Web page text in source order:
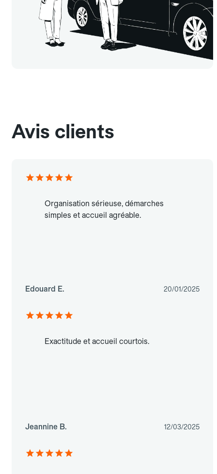
Avis clients
Organisation sérieuse, démarches
simples et accueil agréable.
Edouard E. 20/01/2025
Exactitude et accueil courtois.
Jeannine B. 12/03/2025